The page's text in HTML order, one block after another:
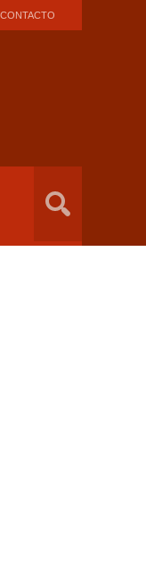
CONTACTO